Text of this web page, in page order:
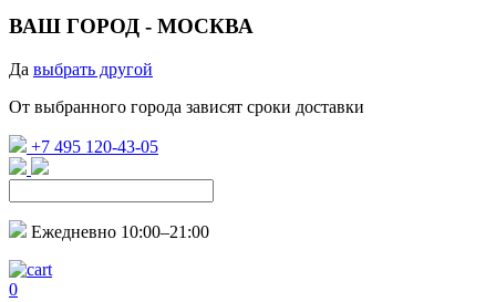
ВАШ ГОРОД - МОСКВА
Да выбрать другой
От выбранного города зависят сроки доставки
+7 495 120-43-05
Ежедневно 10:00–21:00
0